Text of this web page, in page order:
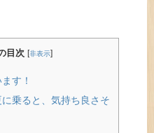
目次 [非表示]
す！
乗ると、気持ち良さそ